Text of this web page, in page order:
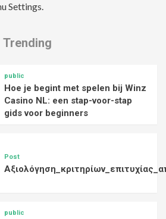
Settings.
Trending
public
Hoe je begint met spelen bij Winz
Casino NL: een stap-voor-stap
gids voor beginners
Post
public